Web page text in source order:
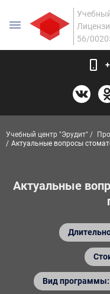
56/
Учебный центр "Эрудит"
Актуальные вопросы
Актуальные
Вид